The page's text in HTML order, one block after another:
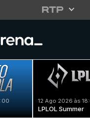
12 Ago 2026 às
LPLOL Summer